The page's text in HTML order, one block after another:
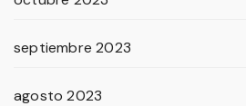
septiembre 2023
agosto 2023